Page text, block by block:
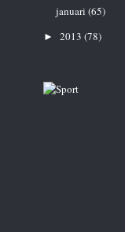
januari (65)
► 2013 (78)